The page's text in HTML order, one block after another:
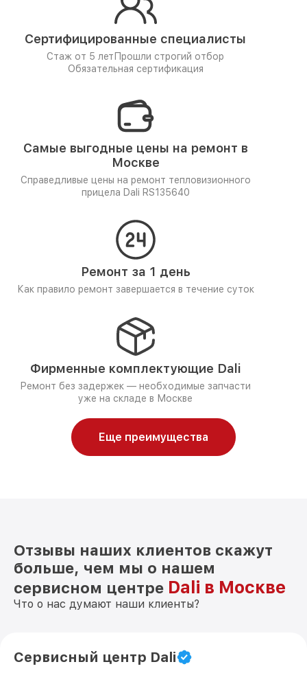
Сертифицированные специалисты
Стаж от 5 лет Прошли строгий отбор
Обязательная сертификация
Самые выгодные цены на ремонт в
Москве
Справедливые цены на ремонт тепловизионного
прицела Dali RS135640
Ремонт за 1 день
Как правило ремонт завершается в течение суток
Фирменные комплектующие Dali
Ремонт без задержек — необходимые запчасти
уже на складе в Москве
Еще преимущества
Отзывы наших клиентов скажут
больше, чем мы о нашем
сервисном центре Dali в Москве
Что о нас думают наши клиенты?
Сервисный центр Dali